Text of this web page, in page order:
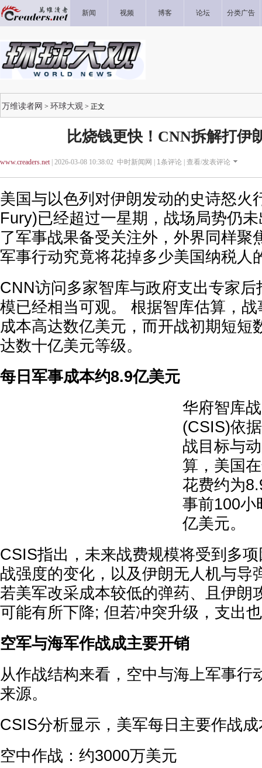
新闻 视频 博客 论坛 分类广告
万维读者网 > 环球大观 > 正文
比烧钱更快！CNN拆解打伊
www.creaders.net| 2026-03-08 10:38:02 中时新闻网 | 1条评论 | 查看/发表评论
美国与以色列对伊朗发动的史诗怒火
Fury)已经超过一星期，战场局势仍
了军事战果备受关注外，外界同样聚
军事行动究竟将花掉多少美国纳税人
CNN访问多家智库与政府支出专家
模已经相当可观。 根据智库估算，
成本高达数亿美元，而开战初期短短
达数十亿美元等级。
每日军事成本约8.9亿美元
华府智库
(CSIS)依
战目标与
算，美国
花费约为
事前100小
亿美元。
CSIS指出，未来战费规模将受到多
战强度的变化，以及伊朗无人机与导
若美军改采成本较低的弹药、且伊朗
可能有所下降; 但若冲突升级，支出
空军与海军作战成主要开销
从作战结构来看，空中与海上军事行
来源。
CSIS分析显示，美军每日主要作战
空中作战：约3000万美元